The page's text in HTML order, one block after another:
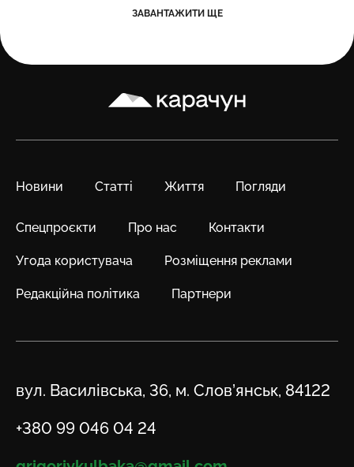
ЗАВАНТАЖИТИ ЩЕ
Карачун
Новини Статті Життя Погляди
Спецпроєкти Про нас Контакти
Угода користувача Розміщення реклами
Редакційна політика Партнери
Адреса
вул. Василівська, 36, м. Слов’янськ, 84122
Телефон
+380 99 046 04 24